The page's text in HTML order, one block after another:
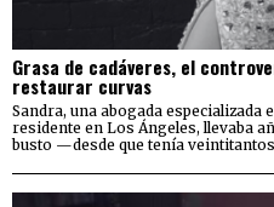
Grasa de cadáveres, el
restaurar curvas
Sandra, una abogada especializada
residente en Los Ángeles, llevaba
busto —desde que tenía